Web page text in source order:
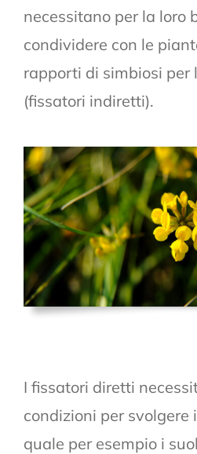
necessitano per la loro
condividere con le
rapporti di simbiosi per
(fissatori indiretti).
I fissatori diretti
condizioni per svolgere
quale per esempio i